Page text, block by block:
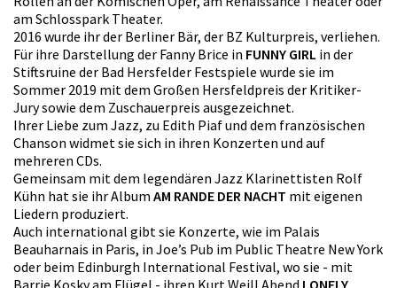
am Schlosspark Theater.
2016 wurde ihr der Berliner Bär, der BZ Kulturpreis, verliehen.
Für ihre Darstellung der Fanny Brice in FUNNY GIRL in der
Stiftsruine der Bad Hersfelder Festspiele wurde sie im
Sommer 2019 mit dem Großen Hersfeldpreis der Kritiker-
Jury sowie dem Zuschauerpreis ausgezeichnet.
Ihrer Liebe zum Jazz, zu Edith Piaf und dem französischen
Chanson widmet sie sich in ihren Konzerten und auf
mehreren CDs.
Gemeinsam mit dem legendären Jazz Klarinettisten Rolf
Kühn hat sie ihr Album AM RANDE DER NACHT mit eigenen
Liedern produziert.
Auch international gibt sie Konzerte, wie im Palais
Beauharnais in Paris, in Joe’s Pub im Public Theatre New York
oder beim Edinburgh International Festival, wo sie - mit